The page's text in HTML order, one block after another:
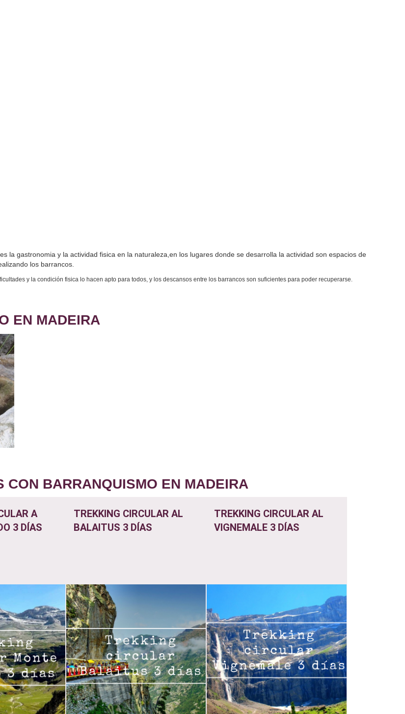
la gastronomia y la actividad fisica en la naturaleza,en los lugares donde se desarrolla la actividad son espacios de
los barrancos.
y la condición fisica lo hacen apto para todos, y los descansos entre los barrancos son suficientes para poder recuperarse.
EN MADEIRA
CON BARRANQUISMO EN MADEIRA
A
3 DÍAS
TREKKING CIRCULAR AL
BALAITUS 3 DÍAS
TREKKING CIRCULAR AL
VIGNEMALE 3 DÍAS